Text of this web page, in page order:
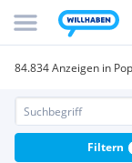
84.834 Anzeigen in
Filtern